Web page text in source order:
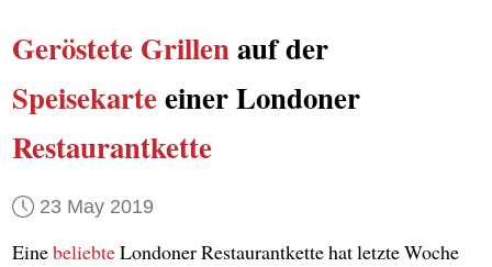
Geröstete Grillenauf der
Speisekarteeiner Londoner
Restaurantkette
23 May 2019
EinebeliebteLondoner Restaurantkette hat letzte Woche